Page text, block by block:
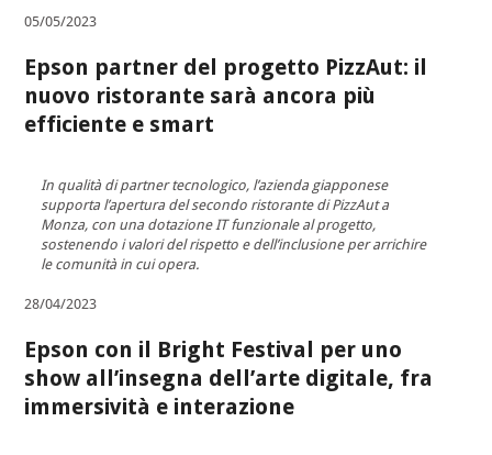
05/05/2023
Epson partner del progetto PizzAut: il
nuovo ristorante sarà ancora più
efficiente e smart
In qualità di partner tecnologico, l’azienda giapponese
supporta l’apertura del secondo ristorante di PizzAut a
Monza, con una dotazione IT funzionale al progetto,
sostenendo i valori del rispetto e dell’inclusione per arrichire
le comunità in cui opera.
28/04/2023
Epson con il Bright Festival per uno
show all’insegna dell’arte digitale, fra
immersività e interazione